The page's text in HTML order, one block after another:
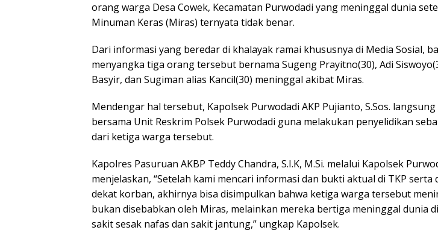
orang warga Desa Cowek, Kecamatan Purwodadi yang meninggal dunia
Minuman Keras (Miras) ternyata tidak benar.
Dari informasi yang beredar di khalayak ramai khususnya di Media Sosial,
menyangka tiga orang tersebut bernama Sugeng Prayitno(30), Adi
Basyir, dan Sugiman alias Kancil(30) meninggal akibat Miras.
Mendengar hal tersebut, Kapolsek Purwodadi AKP Pujianto, S.Sos.
bersama Unit Reskrim Polsek Purwodadi guna melakukan penyelidikan
dari ketiga warga tersebut.
Kapolres Pasuruan AKBP Teddy Chandra, S.I.K, M.Si. melalui Kapolsek
menjelaskan, “Setelah kami mencari informasi dan bukti aktual di TKP serta
dekat korban, akhirnya bisa disimpulkan bahwa ketiga warga tersebut
bukan disebabkan oleh Miras, melainkan mereka bertiga meninggal dunia
sakit sesak nafas dan sakit jantung,” ungkap Kapolsek.